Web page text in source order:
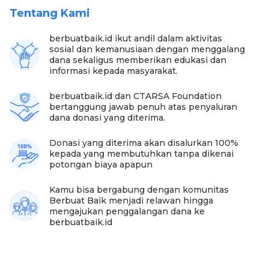
"Saya juga bikin kegiatan buka puasa bersama
teman-teman tuna netra. Saya menyampaikan itu
dari teman-teman transmedia gitu. Jadi temen-
temen juga kebagian” ungkap Pak Ippit.
“Jadi kita dapet bukan buat kita semua” tambah Bu
Ponni.
lainnya untuk bisa memiliki hidup layak dengan
berdonasi di berbuatbaik.id . Donasi di berbuatbaik.id
100% tersalurkan.
Tentang Kami
berbuatbaik.id ikut andil dalam aktivitas
sosial dan kemanusiaan dengan menggalang
dana sekaligus memberikan edukasi dan
informasi kepada masyarakat.
berbuatbaik.id dan CTARSA Foundation
bertanggung jawab penuh atas penyaluran
dana donasi yang diterima.
Donasi yang diterima akan disalurkan 100%
kepada yang membutuhkan tanpa dikenai
potongan biaya apapun
Kamu bisa bergabung dengan komunitas
Berbuat Baik menjadi relawan hingga
mengajukan penggalangan dana ke
berbuatbaik.id